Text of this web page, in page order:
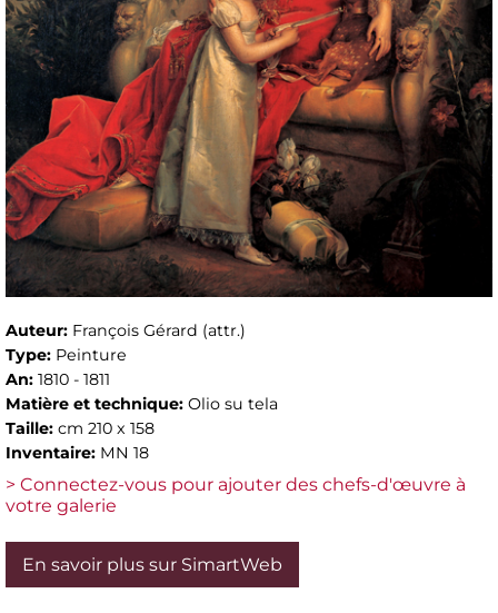
Auteur: François Gérard (attr.)
Type: Peinture
An: 1810 - 1811
Matière et technique: Olio su tela
Taille: cm 210 x 158
Inventaire: MN 18
> Connectez-vous pour ajouter des chefs-d'œuvre à
votre galerie
En savoir plus sur SimartWeb